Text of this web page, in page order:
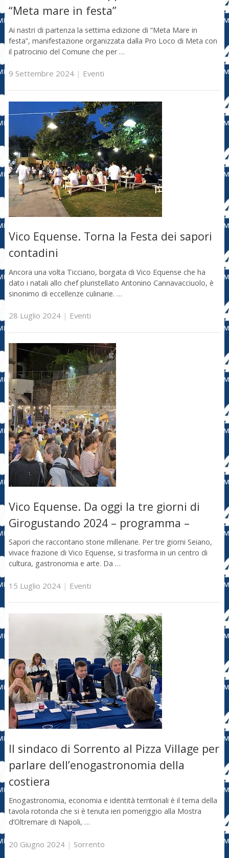
“Meta mare in festa”
Ai nastri di partenza la settima edizione di “Meta Mare in
festa”, manifestazione organizzata dalla Pro Loco di Meta con
il patrocinio del Comune che per …
9 Settembre 2024| Eventi
Vico Equense. Torna la Festa dei sapori
contadini
Ancora una volta Ticciano, borgata di Vico Equense che ha
dato i natali allo chef pluristellato Antonino Cannavacciuolo, è
sinonimo di eccellenze culinarie. …
28 Luglio 2024| Eventi
Vico Equense. Da oggi la tre giorni di
Girogustando 2024 – programma –
Sapori che raccontano storie millenarie. Per tre giorni Seiano,
vivace frazione di Vico Equense, si trasforma in un centro di
cultura, gastronomia e arte. Da …
15 Luglio 2024| Eventi
Il sindaco di Sorrento al Pizza Village per
parlare dell’enogastronomia della
costiera
Enogastronomia, economia e identità territoriali è il tema della
tavola rotonda che si è tenuta ieri pomeriggio alla Mostra
d’Oltremare di Napoli, …
20 Giugno 2024| Sorrento